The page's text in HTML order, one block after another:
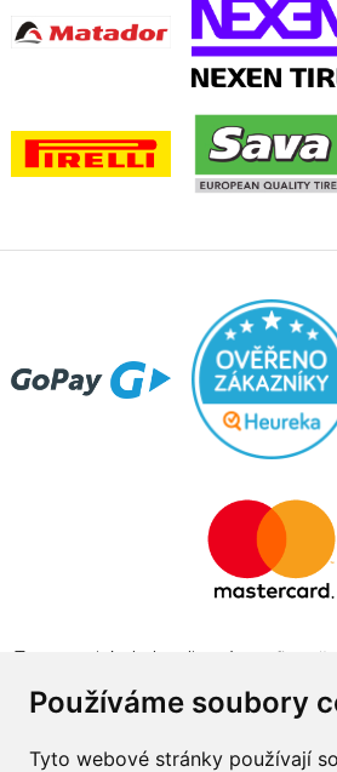
Používáme soubory
Tyto webové stránky používají
Tento projekt byl realizován za
obchodu v programu The